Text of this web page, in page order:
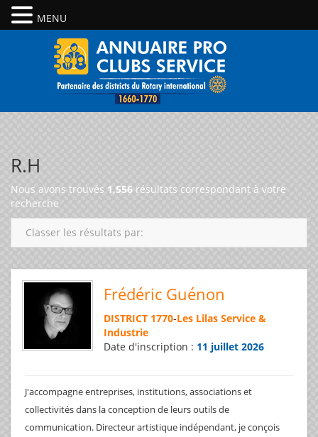
R.H
Nous avons trouvés 1,556 résultats correspondant à votre
recherche
Classer les résultats par:
Frédéric Guénon
DISTRICT 1770-Les Lilas Service &
Industrie
Date d'inscription : 11 juillet 2026
J'accompagne entreprises, institutions, associations et
collectivités dans la conception de leurs outils de
communication. Directeur artistique indépendant, je conçois
MENU